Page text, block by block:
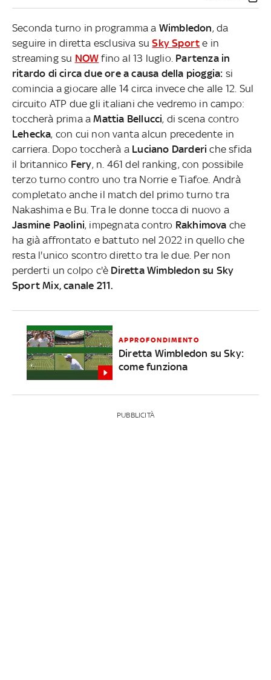
Seconda turno in programma a Wimbledon, da
seguire in diretta esclusiva suSky Sport e in
streaming su NOW fino al 13 luglio. Partenza in
ritardo di circa due ore a causa della pioggia: si
comincia a giocare alle 14 circa invece che alle 12. Sul
circuito ATP due gli italiani che vedremo in campo:
toccherà prima aMattia Bellucci, di scena contro
Lehecka, con cui non vanta alcun precedente in
carriera. Dopo toccherà a Luciano Darderi che sfida
il britannico Fery, n. 461 del ranking, con possibile
terzo turno contro uno tra Norrie e Tiafoe. Andrà
completato anche il match del primo turno tra
Nakashima e Bu. Tra le donne tocca di nuovo a
Jasmine Paolini, impegnata contro Rakhimova che
ha già affrontato e battuto nel 2022 in quello che
resta l'unico scontro diretto tra le due. Per non
perderti un colpo c'è Diretta Wimbledon su Sky
Sport Mix, canale 211.
APPROFONDIMENTO
Diretta Wimbledon su Sky:
come funziona
PUBBLICITÀ